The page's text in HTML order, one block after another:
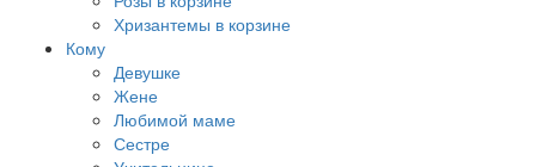
Хризантемы в корзине
Кому
Девушке
Жене
Любимой маме
Сестре